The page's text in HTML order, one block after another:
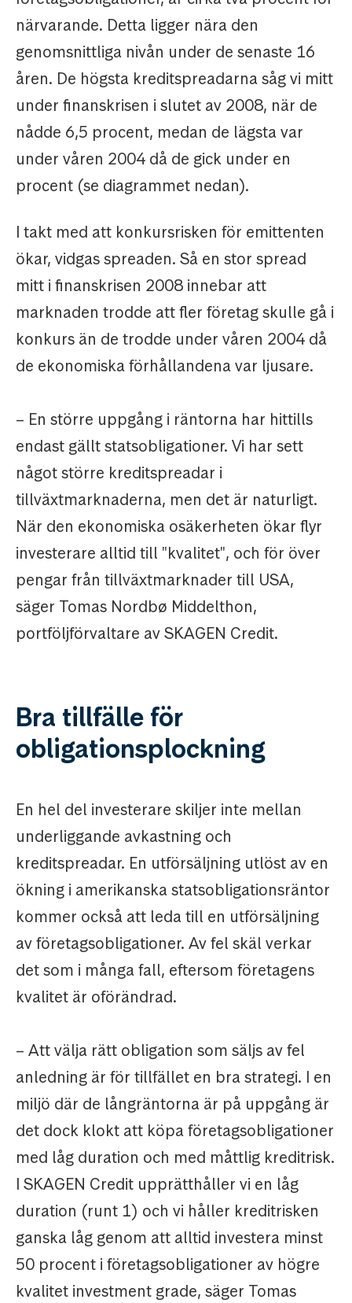
närvarande. Detta ligger nära den
genomsnittliga nivån under de senaste 16
åren. De högsta kreditspreadarna såg vi mitt
under finanskrisen i slutet av 2008, när de
nådde 6,5 procent, medan de lägsta var
under våren 2004 då de gick under en
procent (se diagrammet nedan).
I takt med att konkursrisken för emittenten
ökar, vidgas spreaden. Så en stor spread
mitt i finanskrisen 2008 innebar att
marknaden trodde att fler företag skulle gå i
konkurs än de trodde under våren 2004 då
de ekonomiska förhållandena var ljusare.
– En större uppgång i räntorna har hittills
endast gällt statsobligationer. Vi har sett
något större kreditspreadar i
tillväxtmarknaderna, men det är naturligt.
När den ekonomiska osäkerheten ökar flyr
investerare alltid till "kvalitet", och för över
pengar från tillväxtmarknader till USA,
säger Tomas Nordbø Middelthon,
portföljförvaltare av SKAGEN Credit.
Bra tillfälle för
obligationsplockning
En hel del investerare skiljer inte mellan
underliggande avkastning och
kreditspreadar. En utförsäljning utlöst av en
ökning i amerikanska statsobligationsräntor
kommer också att leda till en utförsäljning
av företagsobligationer. Av fel skäl verkar
det som i många fall, eftersom företagens
kvalitet är oförändrad.
– Att välja rätt obligation som säljs av fel
anledning är för tillfället en bra strategi. I en
miljö där de långräntorna är på uppgång är
det dock klokt att köpa företagsobligationer
med låg duration och med måttlig kreditrisk.
I SKAGEN Credit upprätthåller vi en låg
duration (runt 1) och vi håller kreditrisken
ganska låg genom att alltid investera minst
50 procent i företagsobligationer av högre
kvalitet investment grade, säger Tomas